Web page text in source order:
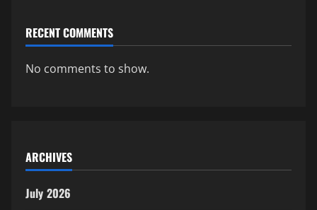
RECENT COMMENTS
No comments to show.
ARCHIVES
July 2026